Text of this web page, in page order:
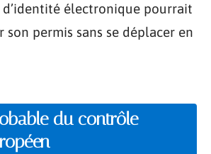
électronique pourrait
son permis sans se déplacer en
du contrôle